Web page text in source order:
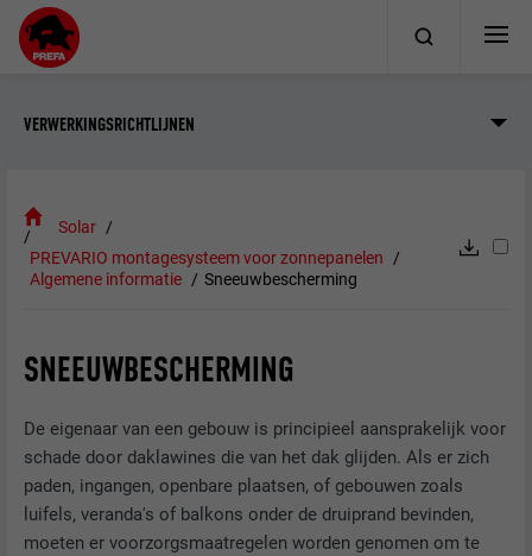
VERWERKINGSRICHTLIJNEN
Solar
PREVARIO montagesysteem voor zonnepanelen
Algemene informatie
Sneeuwbescherming
SNEEUWBESCHERMING
De eigenaar van een gebouw is principieel aansprakelijk voor
schade door daklawines die van het dak glijden. Als er zich
paden, ingangen, openbare plaatsen, of gebouwen zoals
luifels, veranda's of balkons onder de druiprand bevinden,
moeten er voorzorgsmaatregelen worden genomen om te